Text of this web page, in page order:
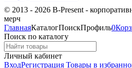
© 2013 - 2026 B-Present -
мерч
ГлавнаяКаталогПоискПрофиль0
Поиск по каталогу
Личный кабинет
ВходРегистрация Товары в